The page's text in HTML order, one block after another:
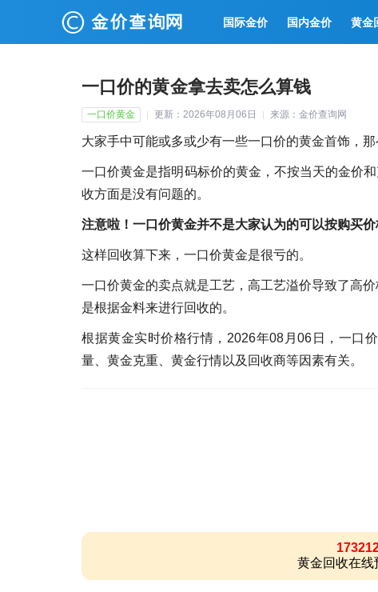
国际金价 国内金价 黄金
一口价的黄金拿去卖怎么算钱
一口价黄金 更新：2026年08月06日 来源：金价查询网
大家手中可能或多或少有一些一口价的黄金首饰，
一口价黄金是指明码标价的黄金，不按当天的金价
收方面是没有问题的。
注意啦！一口价黄金并不是大家认为的可以按购买
这样回收算下来，一口价黄金是很亏的。
一口价黄金的卖点就是工艺，高工艺溢价导致了高
是根据金料来进行回收的。
根据黄金实时价格行情，2026年08月06日，一口
量、黄金克重、黄金行情以及回收商等因素有关。
黄金回收在线